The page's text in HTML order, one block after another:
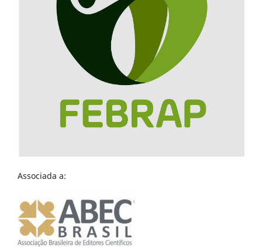
Associada a: